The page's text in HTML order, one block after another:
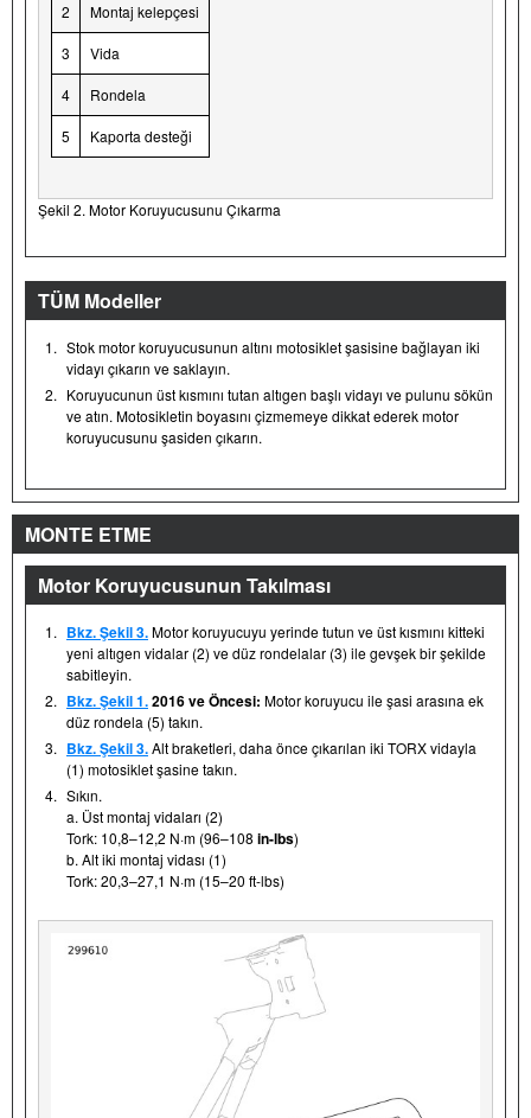
2 Montaj kelepçesi
3 Vida
4 Rondela
5 Kaporta desteği
Şekil 2. Motor Koruyucusunu Çıkarma
TÜM Modeller
1. Stok motor koruyucusunun altını motosiklet şasisine bağlayan iki
vidayı çıkarın ve saklayın.
2. Koruyucunun üst kısmını tutan altıgen başlı vidayı ve pulunu sökün
ve atın. Motosikletin boyasını çizmemeye dikkat ederek motor
koruyucusunu şasiden çıkarın.
MONTE ETME
Motor Koruyucusunun Takılması
1. Bkz. Şekil 3.Motor koruyucuyu yerinde tutun ve üst kısmını kitteki
yeni altıgen vidalar (2) ve düz rondelalar (3) ile gevşek bir şekilde
sabitleyin.
2. Bkz. Şekil 1.2016 ve Öncesi: Motor koruyucu ile şasi arasına ek
düz rondela (5) takın.
3. Bkz. Şekil 3.Alt braketleri, daha önce çıkarılan iki TORX vidayla
(1) motosiklet şasine takın.
4. Sıkın.
a. Üst montaj vidaları (2)
Tork: 10,8–12,2 N·m (96–108 in-lbs)
b. Alt iki montaj vidası (1)
Tork: 20,3–27,1 N·m (15–20 ft-lbs)